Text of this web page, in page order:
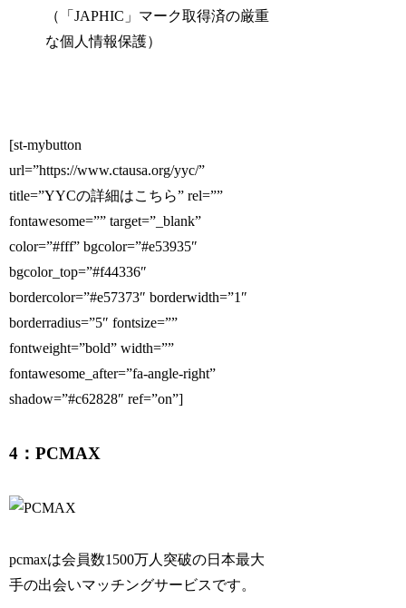
（「JAPHIC」マーク取得済の厳重
な個人情報保護）
[st-mybutton
url=”https://www.ctausa.org/yyc/”
title=”YYCの詳細はこちら” rel=””
fontawesome=”” target=”_blank”
color=”#fff” bgcolor=”#e53935″
bgcolor_top=”#f44336″
bordercolor=”#e57373″ borderwidth=”1″
borderradius=”5″ fontsize=””
fontweight=”bold” width=””
fontawesome_after=”fa-angle-right”
shadow=”#c62828″ ref=”on”]
4：PCMAX
pcmaxは会員数1500万人突破の日本最大
手の出会いマッチングサービスです。